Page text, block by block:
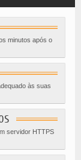
minutos após o
às suas
servidor HTTPS